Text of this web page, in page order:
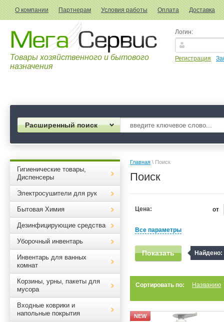
О компании Партнерам Условия работы Оплата Доставка
Товары хозяйственного и бытового
назначения
Логин:
Регистрация
Расширенный поиск
Гигиенические товары,
Диспенсеры
Электросушители для рук
Бытовая Химия
Дезинфицирующие средства
Уборочный инвентарь
Инвентарь для ванных
комнат
Корзины, урны, пакеты для
мусора
Входные коврики и
напольные покрытия
Главная \ Поиск
Поиск
Цена: от
Все параметры
Показать Найдено:
Сортировать по: Названию
NEW